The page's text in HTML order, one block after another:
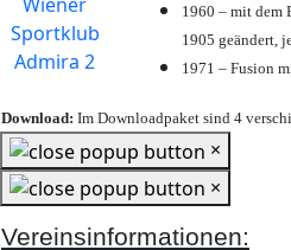
1960 – mit dem
1905 geändert,
1971 – Fusion
Download: Im Downloadpaket sind 4
×
×
Vereinsinformationen: